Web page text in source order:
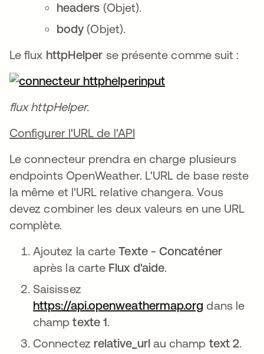
headers (Objet).
body (Objet).
Le flux httpHelper se présente comme suit :
flux httpHelper.
Configurer l'URL de l'API
Le connecteur prendra en charge plusieurs
endpoints OpenWeather. L'URL de base reste
la même et l'URL relative changera. Vous
devez combiner les deux valeurs en une URL
complète.
Ajoutez la carteTexte - Concaténer
après la carte Flux d'aide.
Saisissez
https://api.openweathermap.org dans le
champtexte 1.
Connectez relative_urlau champ text 2.